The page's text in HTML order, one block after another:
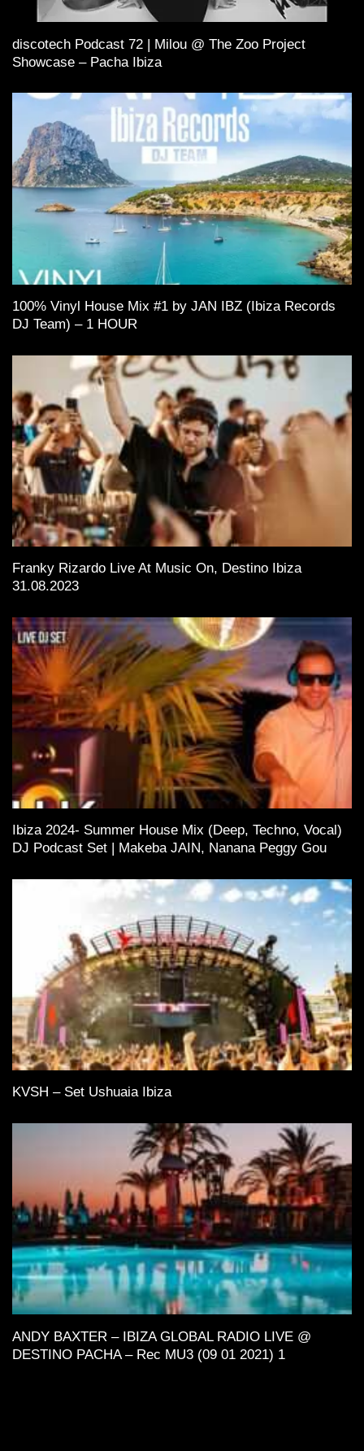
discotech Podcast 72 | Milou @ The Zoo Project
Showcase – Pacha Ibiza
100% Vinyl House Mix #1 by JAN IBZ (Ibiza Records
DJ Team) – 1 HOUR
Franky Rizardo Live At Music On, Destino Ibiza
31.08.2023
Ibiza 2024- Summer House Mix (Deep, Techno, Vocal)
DJ Podcast Set | Makeba JAIN, Nanana Peggy Gou
KVSH – Set Ushuaia Ibiza
ANDY BAXTER – IBIZA GLOBAL RADIO LIVE @
DESTINO PACHA – Rec MU3 (09 01 2021) 1